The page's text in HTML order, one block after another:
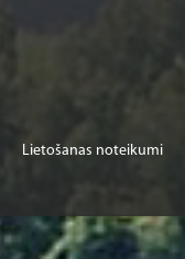
Lietošanas noteikumi